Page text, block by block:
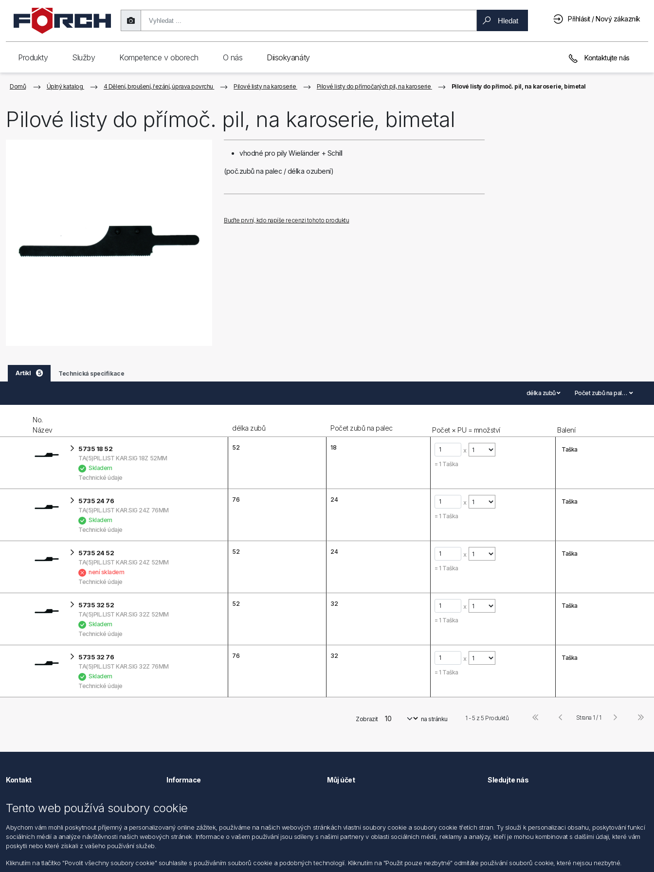
Hledat Přihlásit / Nový zákazník
Produkty Služby Kompetence v oborech O nás Diisokyanáty Kontaktujte nás
Domů Úplný katalog 4 Dělení, broušení, řezání, úprava povrchu Pilové listy na karoserie Pilové listy do přímočarých pil, na karoserie Pilové listy do přímoč. pil, na karoserie, bimetal
Pilové listy do přímoč. pil, na karoserie, bimetal
vhodné pro pily Wieländer + Schill
(poč.zubů na palec / délka ozubení)
Buďte první, kdo napíše recenzi tohoto produktu
Artikl 5 Technická specifikace
délka zubů Počet zubů na palec
No.
Název
délka zubů Počet zubů na palec Počet × PU = množství Balení
5735 18 52
TA(5)PIL.LIST KAR.SIG 18Z 52MM
Skladem
Technické údaje
52 18
x
= 1 Taška
Taška
5735 24 76
TA(5)PIL.LIST KAR.SIG 24Z 76MM
Skladem
Technické údaje
76 24
x
= 1 Taška
Taška
5735 24 52
TA(5)PIL.LIST KAR.SIG 24Z 52MM
není skladem
Technické údaje
52 24
x
= 1 Taška
Taška
5735 32 52
TA(5)PIL.LIST KAR.SIG 32Z 52MM
Skladem
Technické údaje
52 32
x
= 1 Taška
Taška
5735 32 76
TA(5)PIL.LIST KAR.SIG 32Z 76MM
Skladem
Technické údaje
76 32
x
= 1 Taška
Taška
Zobrazit na stránku 1 - 5 z5 Produktů Strana 1 / 1
Kontakt
Dopravní 1314/1
Po - Pá: 7:30 - 16:00
Tel: +420 271 001 986-9
Informace
Dodržování předpisů
osob
Podmínky zasílání elektronických dokumentu
Informace o nakládaní s elektroodpadem
Můj účet Sledujte nás
Tento web používá soubory cookie
Abychom vám mohli poskytnout příjemný a personalizovaný online zážitek, používáme na našich webových stránkách vlastní soubory cookie a soubory cookie třetích stran. Ty slouží k personalizaci obsahu, poskytování funkcí
sociálních médií a analýze návštěvnosti našich webových stránek. Informace o vašem používání jsou sdíleny s našimi partnery v oblasti sociálních médií, reklamy a analýzy, kteří je mohou kombinovat s dalšími údaji, které vám
poskytli nebo které získali z vašeho používání služeb.
Kliknutím na tlačítko "Povolit všechny soubory cookie" souhlasíte s používáním souborů cookie a podobných technologií. Kliknutím na "Použit pouze nezbytné" odmítáte používání souborů cookie, které nejsou nezbytné.